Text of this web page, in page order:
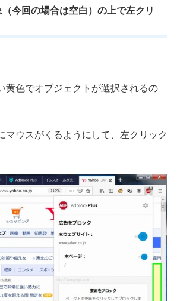
（今回の場合は空白）の上で左クリ
黄色でオブジェクトが選択されるの
マウスがくるようにして、左クリック